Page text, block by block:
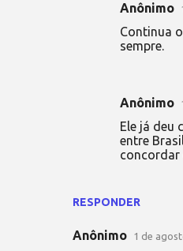
RESPONDER
Anônimo
Continua
sempre.
Anônimo
Ele já deu
entre
concordar
Anônimo 1 de